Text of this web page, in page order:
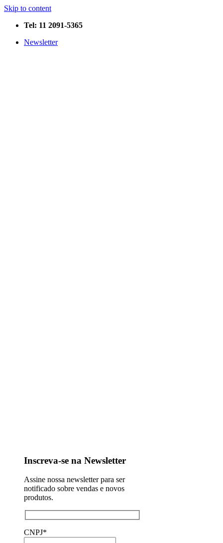
Skip to content
Tel: 11 2091-5365
Newsletter
Inscreva-se na Newsletter
Assine nossa newsletter para ser
notificado sobre vendas e novos
produtos.
CNPJ*